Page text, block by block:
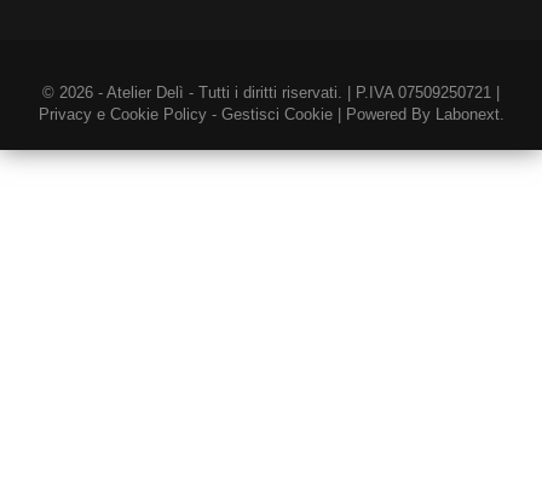
© 2026 - Atelier Delì - Tutti i diritti riservati. | P.IVA 07509250721 |
Privacy e Cookie Policy- Gestisci Cookie| Powered By Labonext.